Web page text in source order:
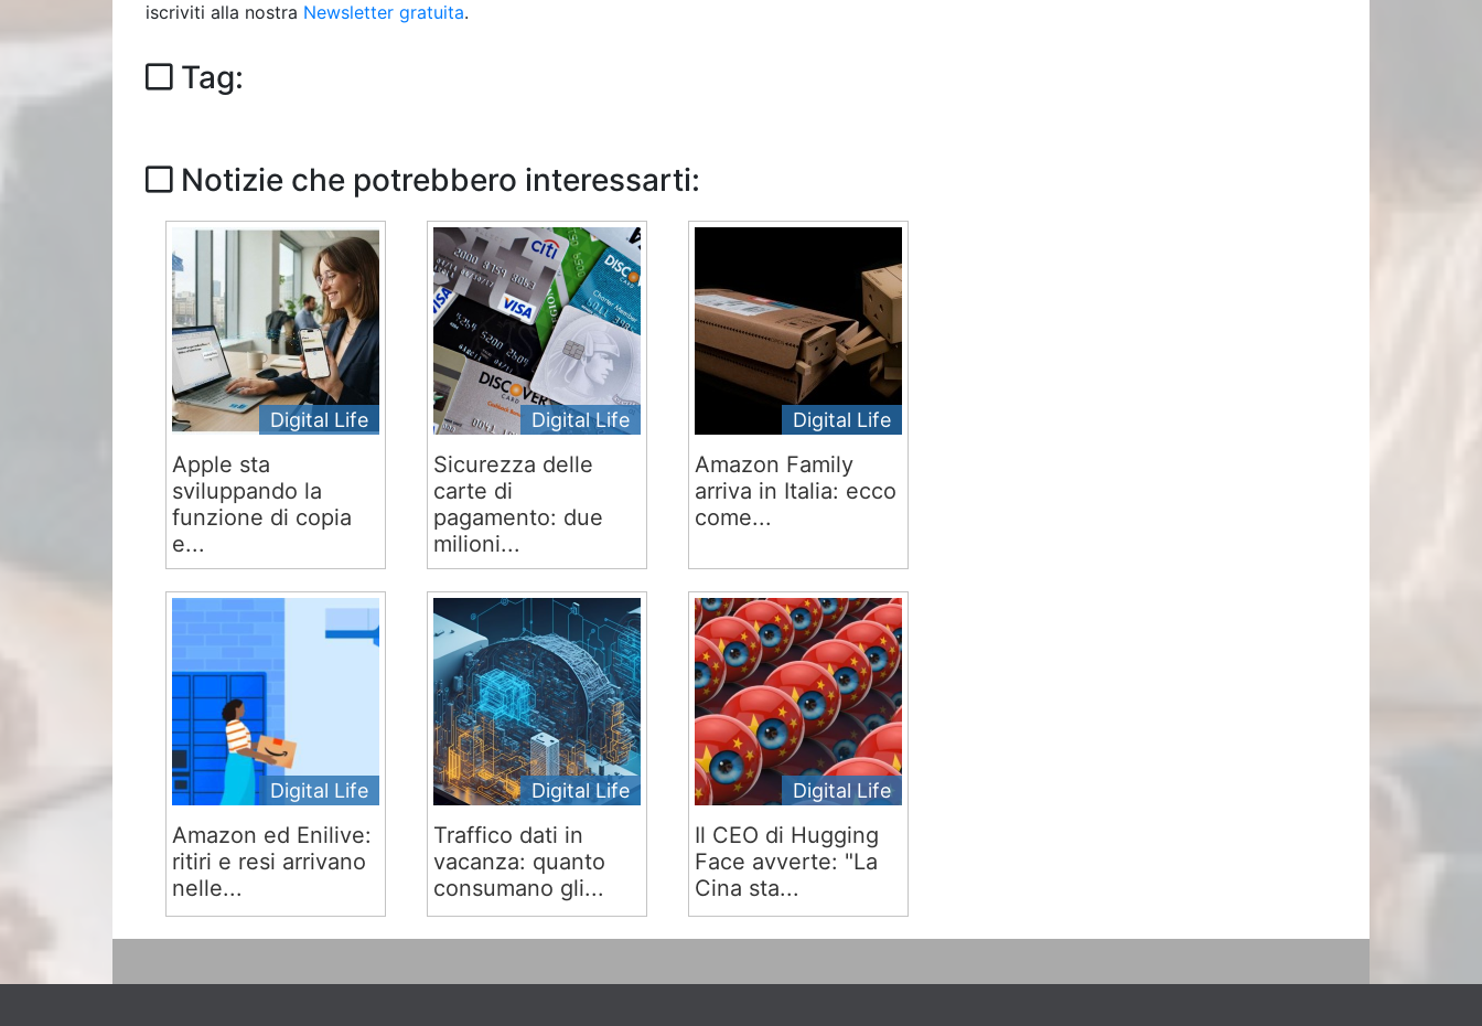
iscriviti alla nostra Newsletter gratuita.
Tag:
Notizie che potrebbero interessarti:
Digital Life
Apple sta
sviluppando la
funzione di copia
e...
Digital Life
Sicurezza delle
carte di
pagamento: due
milioni...
Digital Life
Amazon Family
arriva in Italia: ecco
come...
Digital Life
Amazon ed Enilive:
ritiri e resi arrivano
nelle...
Digital Life
Traffico dati in
vacanza: quanto
consumano gli...
Digital Life
Il CEO di Hugging
Face avverte: "La
Cina sta...